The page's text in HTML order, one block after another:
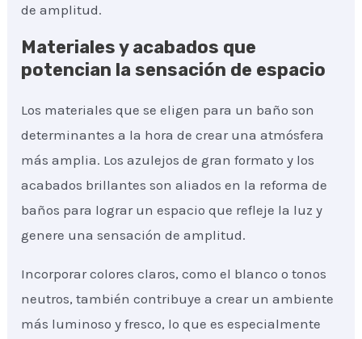
de amplitud.
Materiales y acabados que
potencian la sensación de espacio
Los materiales que se eligen para un baño son
determinantes a la hora de crear una atmósfera
más amplia. Los azulejos de gran formato y los
acabados brillantes son aliados en la reforma de
baños para lograr un espacio que refleje la luz y
genere una sensación de amplitud.
Incorporar colores claros, como el blanco o tonos
neutros, también contribuye a crear un ambiente
más luminoso y fresco, lo que es especialmente